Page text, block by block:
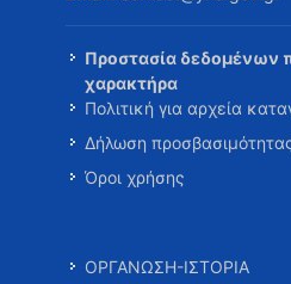
Προστασία δεδομένων
χαρακτήρα
Πολιτική για αρχεία
Δήλωση
Όροι χρήσης
ΟΡΓΑΝΩΣΗ-ΙΣΤΟΡΙΑ